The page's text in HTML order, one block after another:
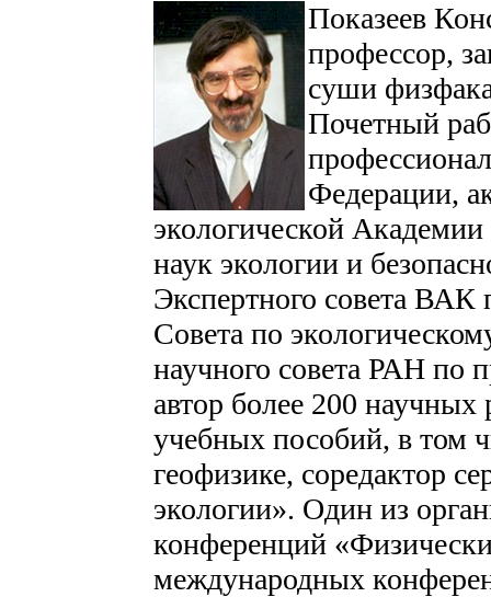
Показеев
профессор,
суши
Почетный
Федерации,
экологической
наук экологии и
Экспертного совета
Совета по
научного совета РАН по
автор более 200
учебных пособий, в том
геофизике, соредактор
экологии». Один из
конференций
международных